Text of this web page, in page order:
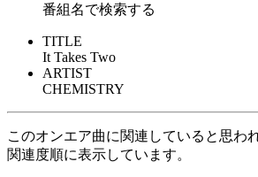
番組名で検索する
TITLE
It Takes Two
ARTIST
CHEMISTRY
このオンエア曲に関連していると思わ
関連度順に表示しています。